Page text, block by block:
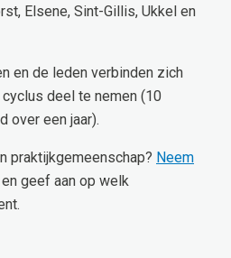
Elsene, Sint-Gillis, Ukkel en
en de leden verbinden zich
deel te nemen (10
over een jaar).
praktijkgemeenschap? Neem
en geef aan op welk